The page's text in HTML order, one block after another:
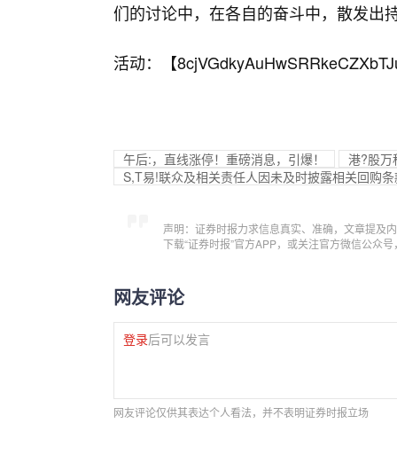
们的讨论中，在各自的奋斗中，散发出
活动：【
午后:，直线涨停！重磅消息，引爆！
港?股万
S,T易!联众及相关责任人因未及时披露相关回购
声明：证券时报力求信息真实、准确，文章提及
下载“证券时报”官方APP，或关注官方微信公众
网友评论
登录后可以发言
网友评论仅供其表达个人看法，并不表明证券时报立场